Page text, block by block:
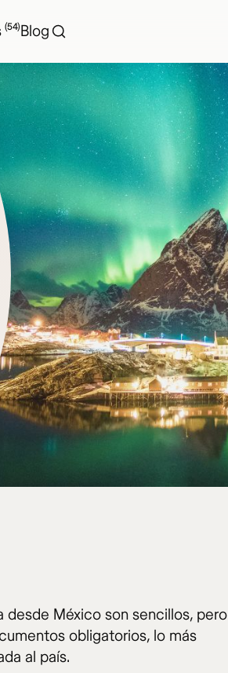
(54)Blog
desde México son sencillos, pero
obligatorios, lo más
al país.